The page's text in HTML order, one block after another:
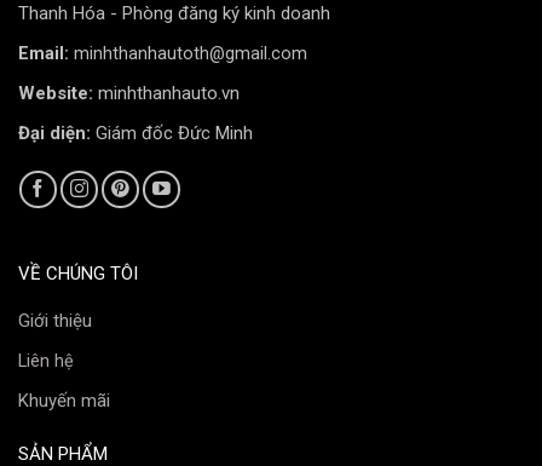
Thanh Hóa - Phòng đăng ký kinh doanh
Email: minhthanhautoth@gmail.com
Website: minhthanhauto.vn
Đại diện: Giám đốc Đức Minh
VỀ CHÚNG TÔI
Giới thiệu
Liên hệ
Khuyến mãi
SẢN PHẨM